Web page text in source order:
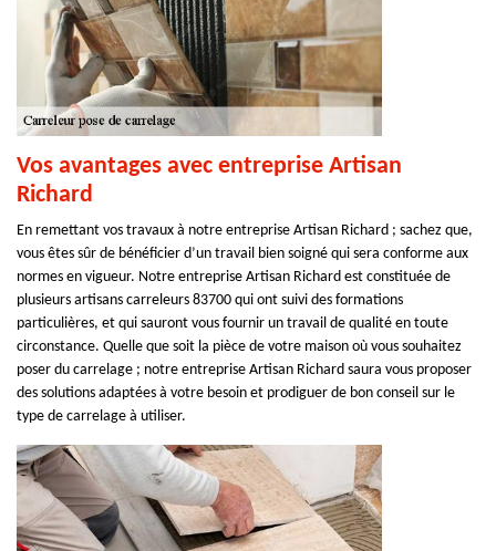
Vos avantages avec entreprise Artisan
Richard
En remettant vos travaux à notre entreprise Artisan Richard ; sachez que,
vous êtes sûr de bénéficier d’un travail bien soigné qui sera conforme aux
normes en vigueur. Notre entreprise Artisan Richard est constituée de
plusieurs artisans carreleurs 83700 qui ont suivi des formations
particulières, et qui sauront vous fournir un travail de qualité en toute
circonstance. Quelle que soit la pièce de votre maison où vous souhaitez
poser du carrelage ; notre entreprise Artisan Richard saura vous proposer
des solutions adaptées à votre besoin et prodiguer de bon conseil sur le
type de carrelage à utiliser.